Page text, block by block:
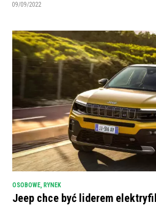
09/09/2022
OSOBOWE RYNEK
Jeep chce być liderem